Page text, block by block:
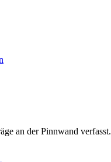
an der Pinnwand verfasst.